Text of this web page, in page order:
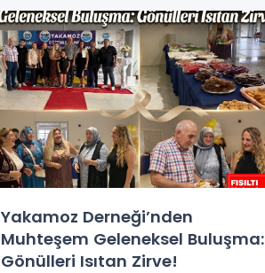
Yakamoz Derneği’nden
Muhteşem Geleneksel Buluşma:
Gönülleri Isıtan Zirve!